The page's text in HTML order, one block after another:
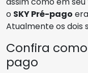
o SKY Pré-pago
Atualmente os dois
Confira
pago